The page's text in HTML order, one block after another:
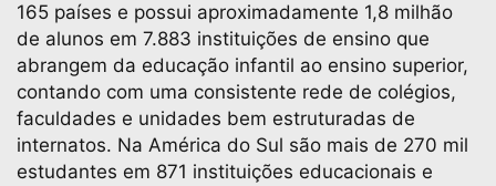
165 países e possui aproximadamente 1,8 milhão
de alunos em 7.883 instituições de ensino que
abrangem da educação infantil ao ensino superior,
contando com uma consistente rede de colégios,
faculdades e unidades bem estruturadas de
internatos. Na América do Sul são mais de 270 mil
estudantes em 871 instituições educacionais e